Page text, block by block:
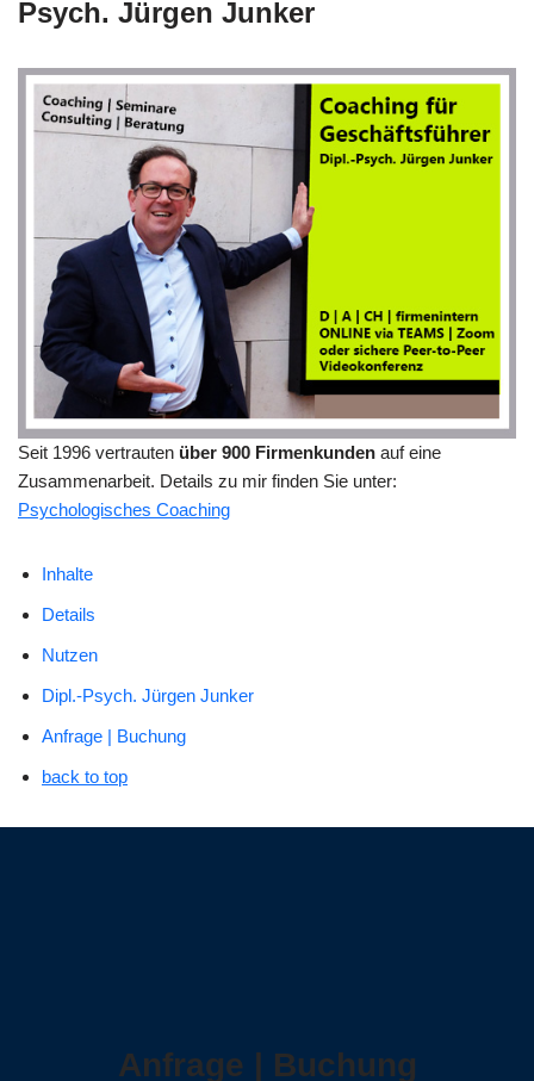
Psych. Jürgen Junker
Seit 1996 vertrauten über 900 Firmenkunden auf eine
Zusammenarbeit. Details zu mir finden Sie unter:
Psychologisches Coaching
Inhalte
Details
Nutzen
Dipl.-Psych. Jürgen Junker
Anfrage | Buchung
back to top
Anfrage | Buchung